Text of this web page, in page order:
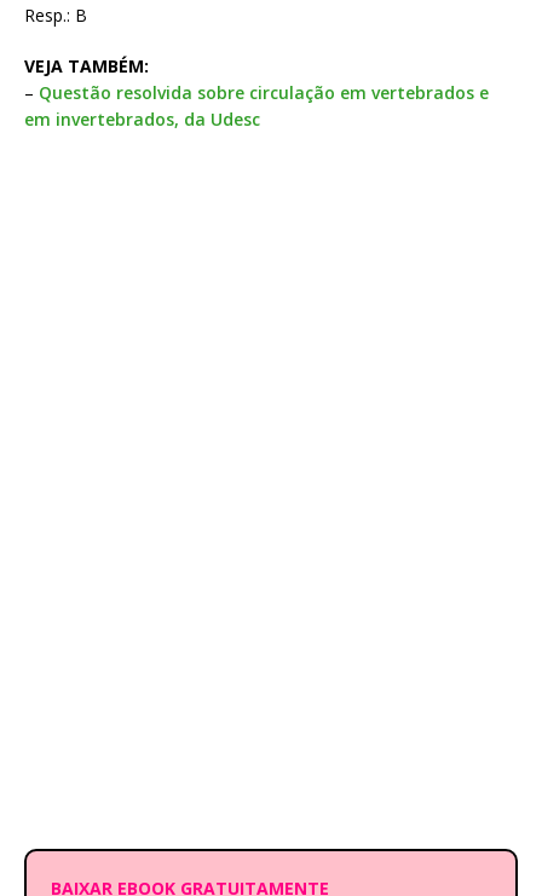
Resp.: B
VEJA TAMBÉM:
– Questão resolvida sobre circulação em vertebrados e
em invertebrados, da Udesc
BAIXAR EBOOK GRATUITAMENTE